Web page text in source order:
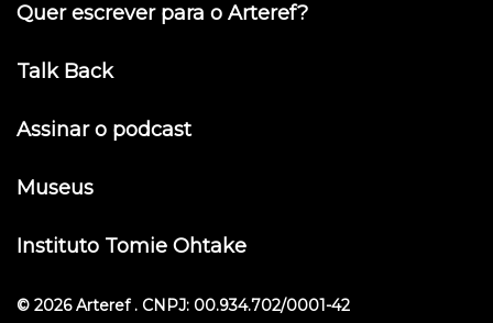
Quer escrever para o Arteref?
Talk Back
Assinar o podcast
Museus
Instituto Tomie Ohtake
© 2026 Arteref . CNPJ: 00.934.702/0001-42